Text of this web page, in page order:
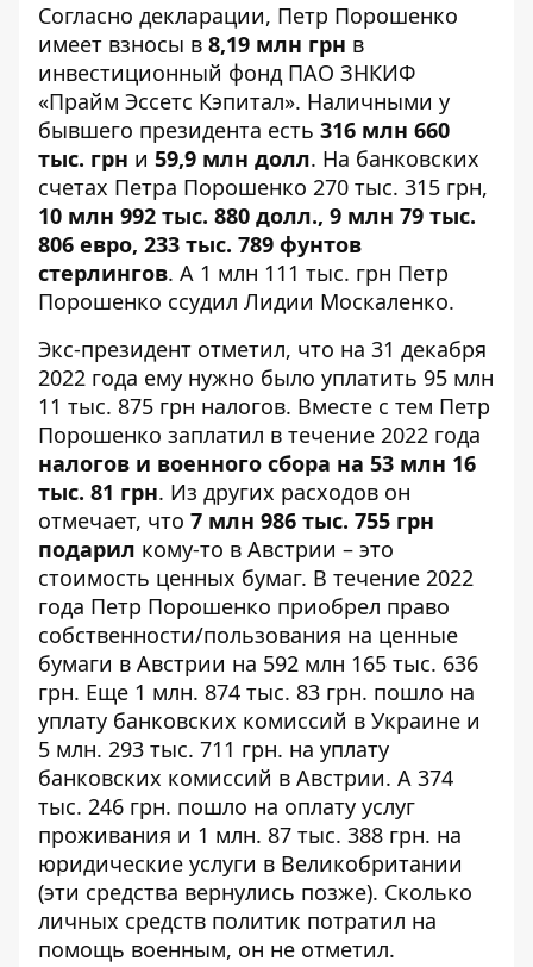
Согласно декларации, Петр Порошенко
имеет взносы в 8,19 млн грн в
инвестиционный фонд ПАО ЗНКИФ
«Прайм Эссетс Кэпитал». Наличными у
бывшего президента есть 316 млн 660
тыс. грн и 59,9 млн долл. На банковских
счетах Петра Порошенко 270 тыс. 315 грн,
10 млн 992 тыс. 880 долл., 9 млн 79 тыс.
806 евро, 233 тыс. 789 фунтов
стерлингов. А 1 млн 111 тыс. грн Петр
Порошенко ссудил Лидии Москаленко.
Экс-президент отметил, что на 31 декабря
2022 года ему нужно было уплатить 95 млн
11 тыс. 875 грн налогов. Вместе с тем Петр
Порошенко заплатил в течение 2022 года
налогов и военного сбора на 53 млн 16
тыс. 81 грн. Из других расходов он
отмечает, что 7 млн ​​986 тыс. 755 грн
подарил кому-то в Австрии – это
стоимость ценных бумаг. В течение 2022
года Петр Порошенко приобрел право
собственности/пользования на ценные
бумаги в Австрии на 592 млн 165 тыс. 636
грн. Еще 1 млн. 874 тыс. 83 грн. пошло на
уплату банковских комиссий в Украине и
5 млн. 293 тыс. 711 грн. на уплату
банковских комиссий в Австрии. А 374
тыс. 246 грн. пошло на оплату услуг
проживания и 1 млн. 87 тыс. 388 грн. на
юридические услуги в Великобритании
(эти средства вернулись позже). Сколько
личных средств политик потратил на
помощь военным, он не отметил.